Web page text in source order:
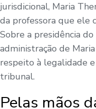
jurisdicional, Maria
da professora que ele
Sobre a presidência
administração de
respeito à legalidade
tribunal.
Pelas mãos